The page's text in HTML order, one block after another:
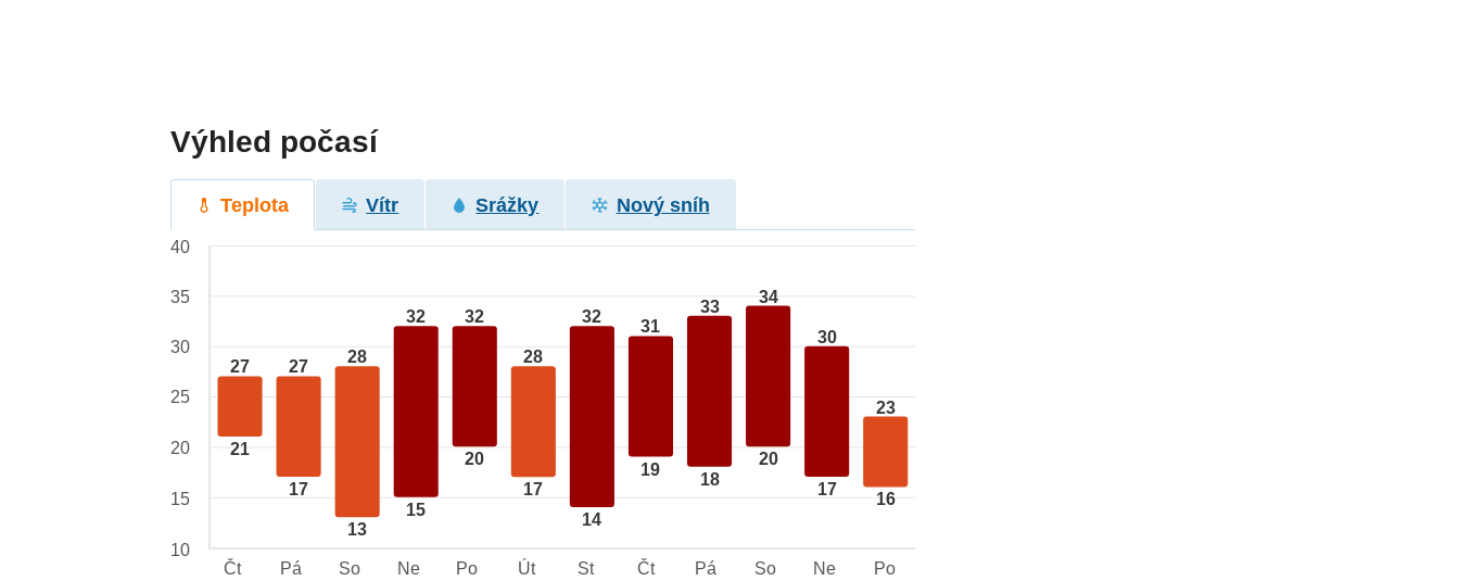
Výhled počasí
Teplota Vítr Srážky Nový sníh
27
21
27
17
28
13
32
15
32
20
28
17
32
14
31
19
33
18
34
20
30
17
23
16
40
35
30
25
20
15
10
Čt
Pá So Ne Po Út St Čt Pá So Ne Po